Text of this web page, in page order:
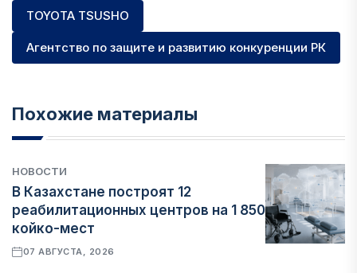
TOYOTA TSUSHO
Агентство по защите и развитию конкуренции РК
Похожие материалы
НОВОСТИ
В Казахстане построят 12
реабилитационных центров на 1 850
койко-мест
07 АВГУСТА, 2026